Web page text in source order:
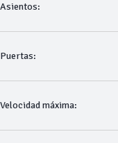
Asientos:
Puertas:
Velocidad máxima: